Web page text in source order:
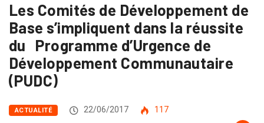
Les Comités de Développement de
Base s’impliquent dans la réussite
du Programme d’Urgence de
Développement Communautaire
(PUDC)
ACTUALITÉ 22/06/2017
117